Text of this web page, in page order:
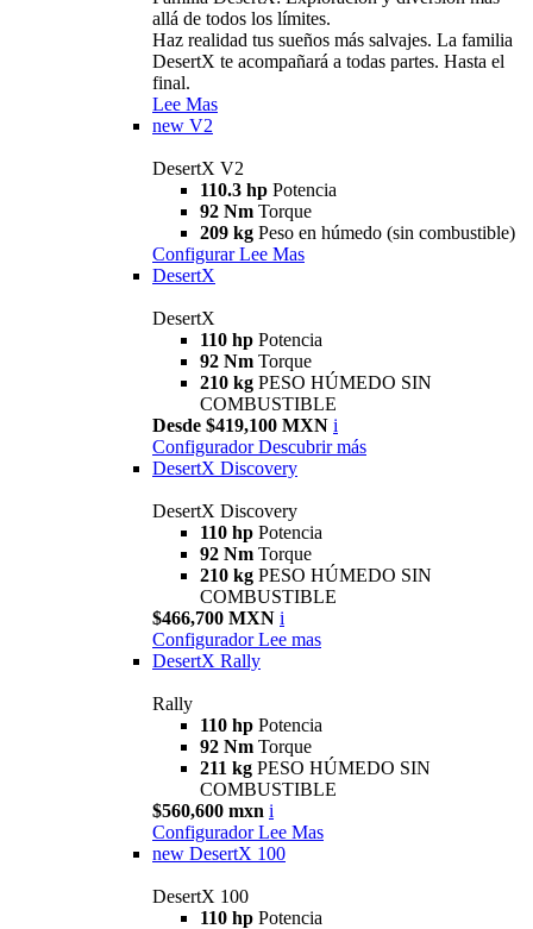
allá de todos los límites.
Haz realidad tus sueños más salvajes. La familia
DesertX te acompañará a todas partes. Hasta el
final.
Lee Mas
new V2
DesertX V2
110.3 hp Potencia
92 Nm Torque
209 kg Peso en húmedo (sin combustible)
Configurar Lee Mas
DesertX
DesertX
110 hp Potencia
92 Nm Torque
210 kg PESO HÚMEDO SIN
COMBUSTIBLE
Desde $419,100 MXN i
Configurador Descubrir más
DesertX Discovery
DesertX Discovery
110 hp Potencia
92 Nm Torque
210 kg PESO HÚMEDO SIN
COMBUSTIBLE
$466,700 MXN i
Configurador Lee mas
DesertX Rally
Rally
110 hp Potencia
92 Nm Torque
211 kg PESO HÚMEDO SIN
COMBUSTIBLE
$560,600 mxn i
Configurador Lee Mas
new DesertX 100
DesertX 100
110 hp Potencia